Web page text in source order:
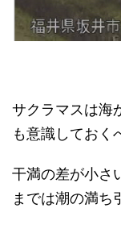
サクラマスは海
も意識しておく
干満の差が小さ
までは潮の満ち